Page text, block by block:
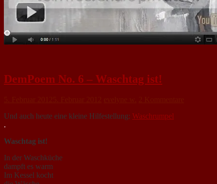
DemPoem No. 6 – Waschtag ist!
Und auch heute eine kleine Hilfestellung: Waschrumpel
.
Waschtag ist!
In der Waschküche
dampft es warm
Im Kessel kocht